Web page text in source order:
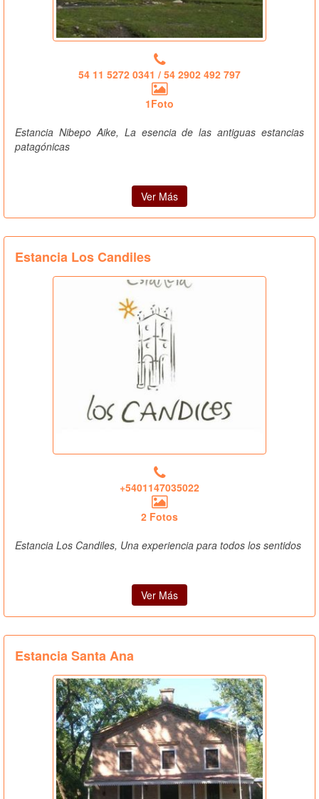
54 11 5272 0341 / 54 2902 492 797
1Foto
Estancia Nibepo Aike, La esencia de las antiguas estancias
patagónicas
Ver Más
Estancia Los Candiles
+5401147035022
2 Fotos
Estancia Los Candiles, Una experiencia para todos los sentidos
Ver Más
Estancia Santa Ana